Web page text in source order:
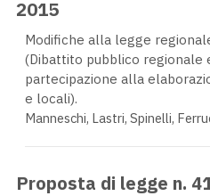
2015
Modifiche alla legge
(Dibattito pubblico regionale
partecipazione alla
e locali).
Manneschi, Lastri, Spinelli,
Proposta di legge n.